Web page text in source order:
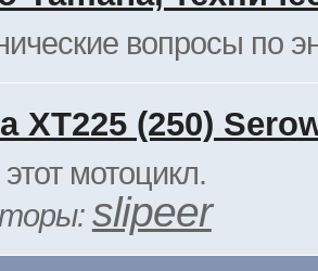
вопросы по
XT225 (250)
мотоцикл.
slipeer